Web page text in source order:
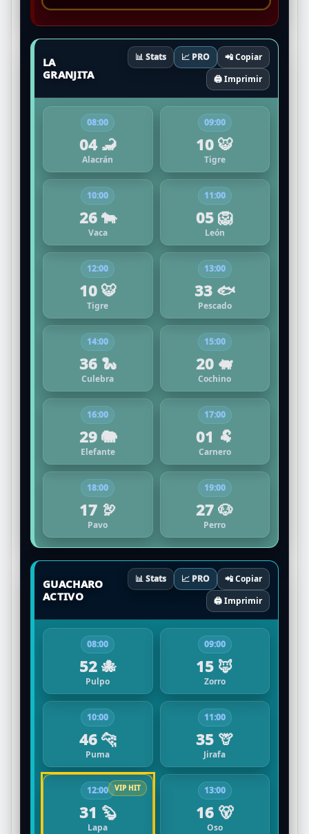
LA
GRANJITA
📊 Stats 📈 PRO
📲 Copiar
🖨️ Imprimir
08:00
04 🦂
Alacrán
09:00
10 🐯
Tigre
10:00
26 🐄
Vaca
11:00
05 🦁
León
12:00
10 🐯
Tigre
13:00
33 🐟
Pescado
14:00
36 🐍
Culebra
15:00
20 🐖
Cochino
16:00
29 🐘
Elefante
17:00
01 🐏
Carnero
18:00
17 🦃
Pavo
19:00
27 🐶
Perro
GUACHARO
ACTIVO
📊 Stats 📈 PRO
📲 Copiar
🖨️ Imprimir
08:00
52 🐙
Pulpo
09:00
15 🦊
Zorro
10:00
46 🐆
Puma
11:00
35 🦒
Jirafa
12:00
31 🦫
Lapa
13:00
16 🐻
Oso